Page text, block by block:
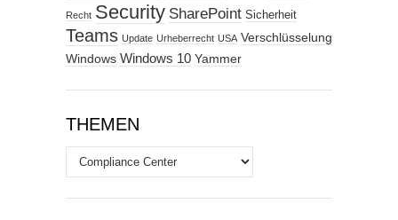
Recht Security SharePoint Sicherheit
Teams Update Urheberrecht USA Verschlüsselung
Windows Windows 10 Yammer
THEMEN
Themen